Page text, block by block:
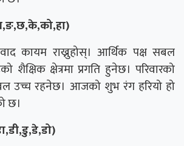
कायम राख्नुहोस्। आर्थिक पक्ष सबल
शैक्षिक क्षेत्रमा प्रगति हुनेछ। परिवारको
उच्च रहनेछ। आजको शुभ रंग हरियो हो
छ।